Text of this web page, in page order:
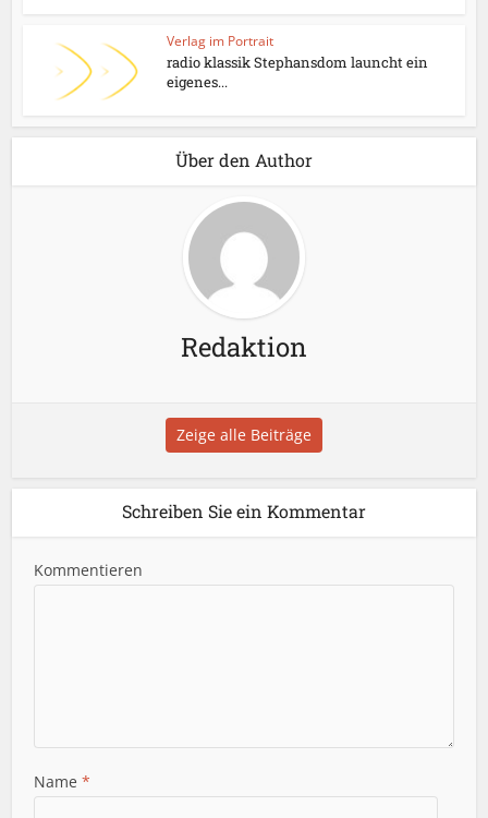
Verlag im Portrait
radio klassik Stephansdom launcht ein
eigenes...
Über den Author
Redaktion
Zeige alle Beiträge
Schreiben Sie ein Kommentar
Kommentieren
Name*